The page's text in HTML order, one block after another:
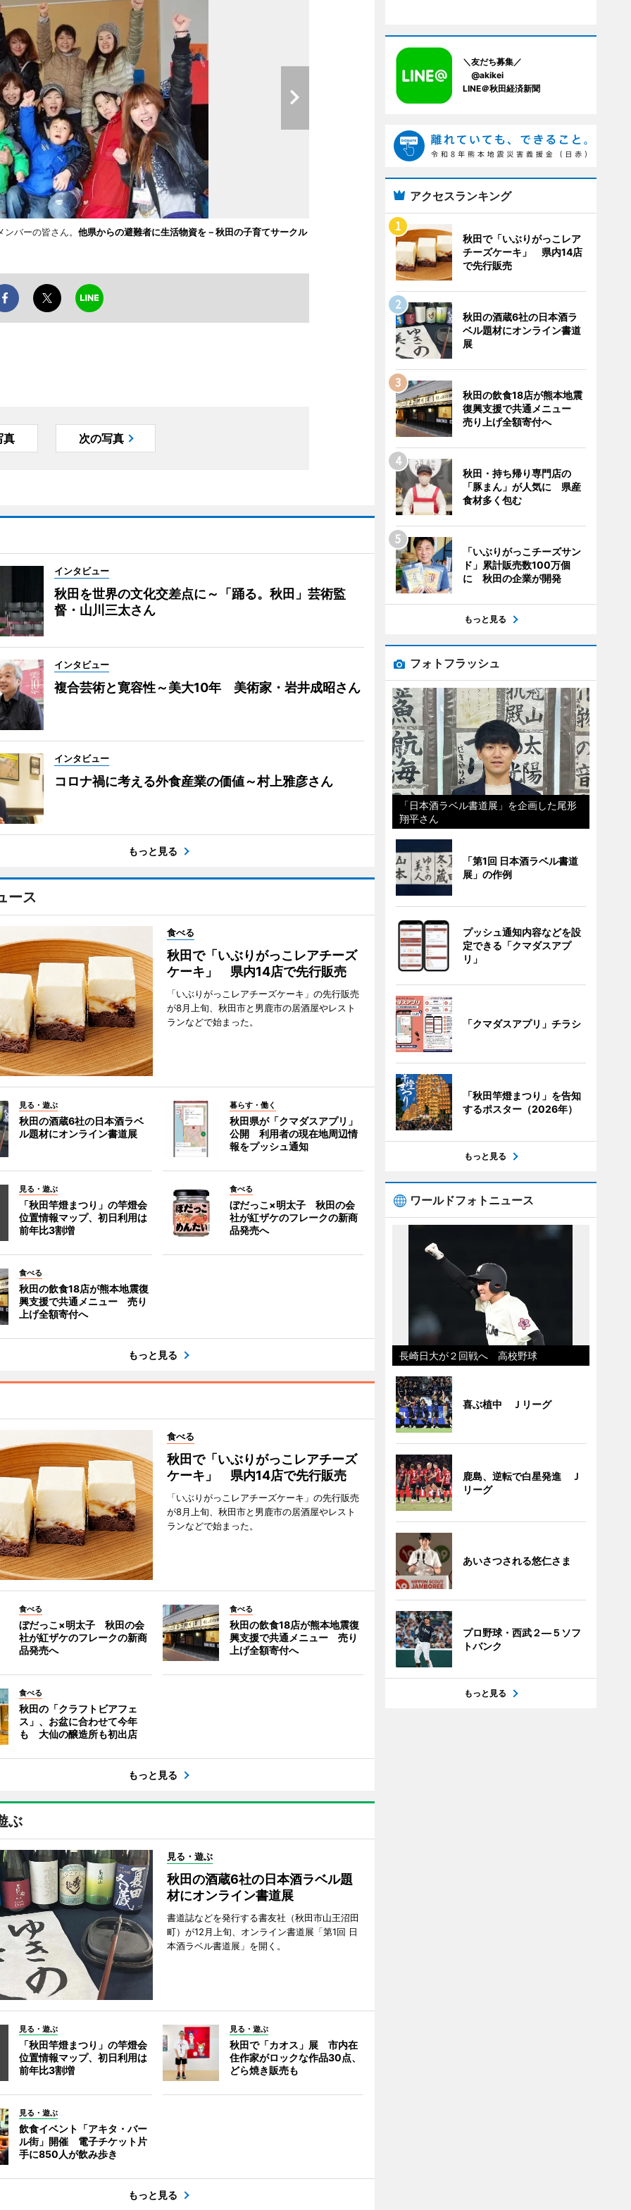
バーの皆さん。 他県からの避難者に生活物資を－秋田の子育てサークル
真 次の写真
インタビュー
秋田を世界の文化交差点に～「踊る。秋田」芸術監
督・山川三太さん
インタビュー
複合芸術と寛容性～美大10年 美術家・岩井成昭さん
インタビュー
コロナ禍に考える外食産業の価値～村上雅彦さん
もっと見る
ース
食べる
秋田で「いぶりがっこレアチーズ
ケーキ」 県内14店で先行販売
「いぶりがっこレアチーズケーキ」の先行販売
が8月上旬、秋田市と男鹿市の居酒屋やレスト
ランなどで始まった。
見る・遊ぶ
秋田の酒蔵6社の日本酒ラベ
ル題材にオンライン書道展
暮らす・働く
秋田県が「クマダスアプリ」
公開 利用者の現在地周辺情
報をプッシュ通知
見る・遊ぶ
「秋田竿燈まつり」の竿燈会
位置情報マップ、初日利用は
前年比3割増
食べる
ぼだっこ×明太子 秋田の会
社が紅ザケのフレークの新商
品発売へ
食べる
秋田の飲食18店が熊本地震復
興支援で共通メニュー 売り
上げ全額寄付へ
もっと見る
食べる
秋田で「いぶりがっこレアチーズ
ケーキ」 県内14店で先行販売
「いぶりがっこレアチーズケーキ」の先行販売
が8月上旬、秋田市と男鹿市の居酒屋やレスト
ランなどで始まった。
食べる
ぼだっこ×明太子 秋田の会
社が紅ザケのフレークの新商
品発売へ
食べる
秋田の飲食18店が熊本地震復
興支援で共通メニュー 売り
上げ全額寄付へ
食べる
秋田の「クラフトビアフェ
ス」、お盆に合わせて今年
も 大仙の醸造所も初出店
もっと見る
ぶ
見る・遊ぶ
秋田の酒蔵6社の日本酒ラベル題
材にオンライン書道展
書道誌などを発行する書友社（秋田市山王沼田
町）が12月上旬、オンライン書道展「第1回 日
本酒ラベル書道展」を開く。
見る・遊ぶ
「秋田竿燈まつり」の竿燈会
位置情報マップ、初日利用は
前年比3割増
見る・遊ぶ
秋田で「カオス」展 市内在
住作家がロックな作品30点、
どら焼き販売も
見る・遊ぶ
飲食イベント「アキタ・バー
ル街」開催 電子チケット片
手に850人が飲み歩き
もっと見る
＼友だち募集／
@akikei
LINE＠秋田経済新聞
アクセスランキング
秋田で「いぶりがっこレア
チーズケーキ」 県内14店
で先行販売
秋田の酒蔵6社の日本酒ラ
ベル題材にオンライン書道
展
秋田の飲食18店が熊本地震
復興支援で共通メニュー
売り上げ全額寄付へ
秋田・持ち帰り専門店の
「豚まん」が人気に 県産
食材多く包む
「いぶりがっこチーズサン
ド」累計販売数100万個
に 秋田の企業が開発
もっと見る
フォトフラッシュ
「日本酒ラベル書道展」を企画した尾形
翔平さん
「第1回 日本酒ラベル書道
展」の作例
プッシュ通知内容などを設
定できる「クマダスアプ
リ」
「クマダスアプリ」チラシ
「秋田竿燈まつり」を告知
するポスター（2026年）
もっと見る
ワールドフォトニュース
長崎日大が２回戦へ 高校野球
喜ぶ植中 Ｊリーグ
鹿島、逆転で白星発進 Ｊ
リーグ
あいさつされる悠仁さま
プロ野球・西武２―５ソフ
トバンク
もっと見る